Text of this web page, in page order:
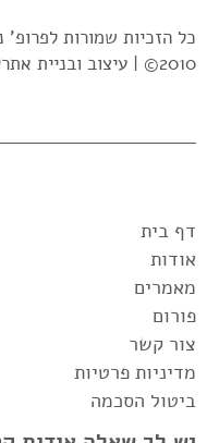
כל הזכיות שמורות
2010© |
עיצוב ובניית
דף בית
אודות
מאמרים
פורום
צור קשר
מדיניות פרטיות
ביטול הסכמה